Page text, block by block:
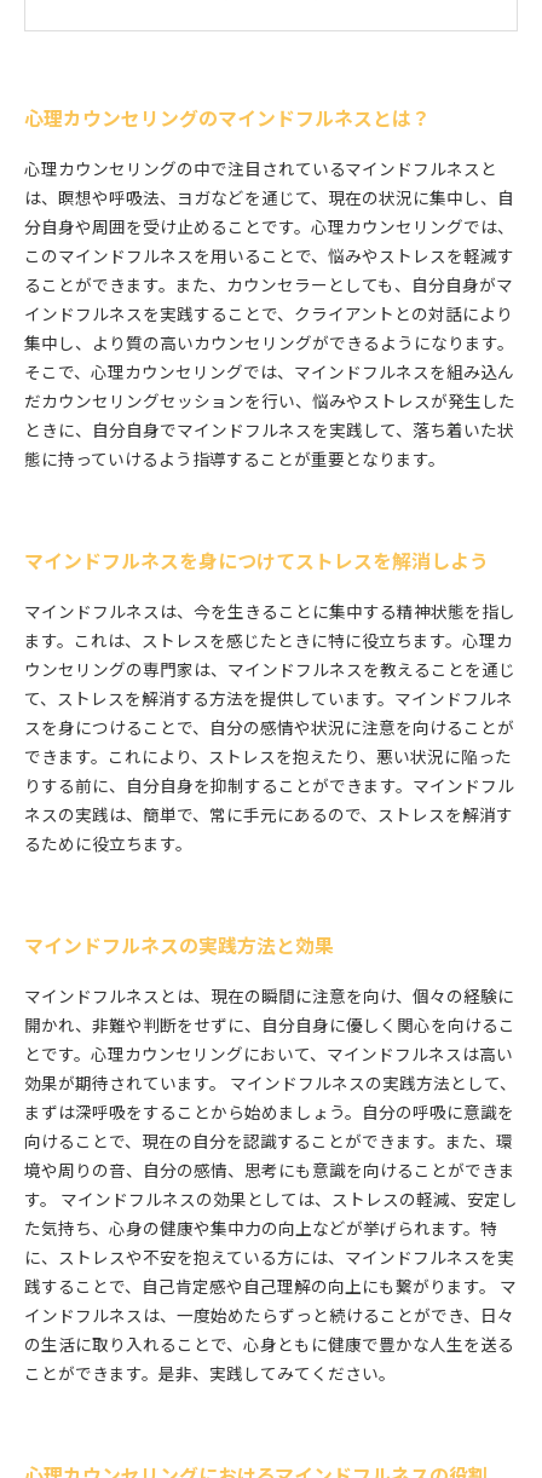
心理カウンセリングのマインドフルネスとは？
心理カウンセリングの中で注目されているマインドフルネスと
は、瞑想や呼吸法、ヨガなどを通じて、現在の状況に集中し、自
分自身や周囲を受け止めることです。心理カウンセリングでは、
このマインドフルネスを用いることで、悩みやストレスを軽減す
ることができます。また、カウンセラーとしても、自分自身がマ
インドフルネスを実践することで、クライアントとの対話により
集中し、より質の高いカウンセリングができるようになります。
そこで、心理カウンセリングでは、マインドフルネスを組み込ん
だカウンセリングセッションを行い、悩みやストレスが発生した
ときに、自分自身でマインドフルネスを実践して、落ち着いた状
態に持っていけるよう指導することが重要となります。
マインドフルネスを身につけてストレスを解消しよう
マインドフルネスは、今を生きることに集中する精神状態を指し
ます。これは、ストレスを感じたときに特に役立ちます。心理カ
ウンセリングの専門家は、マインドフルネスを教えることを通じ
て、ストレスを解消する方法を提供しています。マインドフルネ
スを身につけることで、自分の感情や状況に注意を向けることが
できます。これにより、ストレスを抱えたり、悪い状況に陥った
りする前に、自分自身を抑制することができます。マインドフル
ネスの実践は、簡単で、常に手元にあるので、ストレスを解消す
るために役立ちます。
マインドフルネスの実践方法と効果
マインドフルネスとは、現在の瞬間に注意を向け、個々の経験に
開かれ、非難や判断をせずに、自分自身に優しく関心を向けるこ
とです。心理カウンセリングにおいて、マインドフルネスは高い
効果が期待されています。 マインドフルネスの実践方法として、
まずは深呼吸をすることから始めましょう。自分の呼吸に意識を
向けることで、現在の自分を認識することができます。また、環
境や周りの音、自分の感情、思考にも意識を向けることができま
す。 マインドフルネスの効果としては、ストレスの軽減、安定し
た気持ち、心身の健康や集中力の向上などが挙げられます。特
に、ストレスや不安を抱えている方には、マインドフルネスを実
践することで、自己肯定感や自己理解の向上にも繋がります。 マ
インドフルネスは、一度始めたらずっと続けることができ、日々
の生活に取り入れることで、心身ともに健康で豊かな人生を送る
ことができます。是非、実践してみてください。